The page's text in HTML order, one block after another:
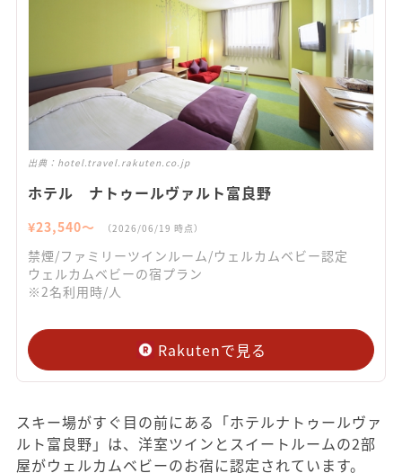
出典： hotel.travel.rakuten.co.jp
ホテル ナトゥールヴァルト富良野
¥23,540〜 （2026/06/19 時点）
禁煙/ファミリーツインルーム/ウェルカムベビー認定
ウェルカムベビーの宿プラン
※2名利用時/人
Rakutenで見る
スキー場がすぐ目の前にある「ホテルナトゥールヴァ
ルト富良野」は、洋室ツインとスイートルームの2部
屋がウェルカムベビーのお宿に認定されています。